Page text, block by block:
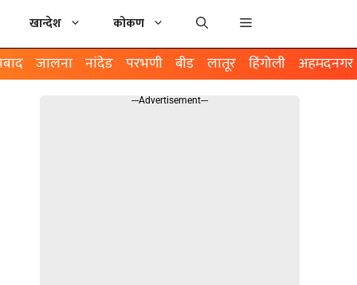
खान्देश कोकण
जालना नांदेड परभणी बीड लातूर हिंगोली अहमदनगर
---Advertisement---